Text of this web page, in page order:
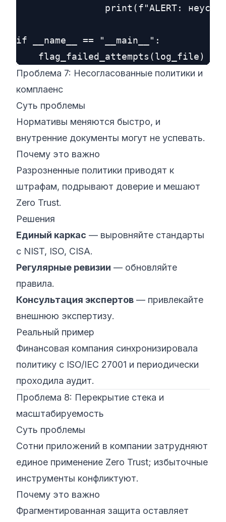
print(f"ALERT:
if __name__ == "__main__":
Проблема 7: Несогласованные политики и
комплаенс
Суть проблемы
Нормативы меняются быстро, и
внутренние документы могут не успевать.
Почему это важно
Разрозненные политики приводят к
штрафам, подрывают доверие и мешают
Zero Trust.
Решения
Единый каркас — выровняйте стандарты
с NIST, ISO, CISA.
Регулярные ревизии — обновляйте
правила.
Консультация экспертов — привлекайте
внешнюю экспертизу.
Реальный пример
Финансовая компания синхронизировала
политику с ISO/IEC 27001 и периодически
проходила аудит.
Проблема 8: Перекрытие стека и
масштабируемость
Суть проблемы
Сотни приложений в компании затрудняют
единое применение Zero Trust; избыточные
инструменты конфликтуют.
Почему это важно
Фрагментированная защита оставляет